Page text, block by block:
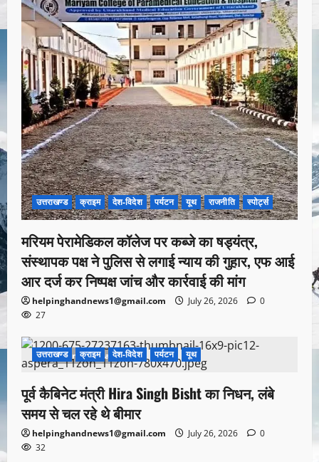
उत्तराखण्ड क्राइम देश-विदेश पर्यटन यूथ राजनीति स्पोर्ट्स
मरियम पेरामेडिकल कॉलेज पर कब्जे का षड्यंत्र,
संस्थापक पक्ष ने पुलिस से लगाई न्याय की गुहार, एफ आई
आर दर्ज कर निष्पक्ष जांच और कार्रवाई की मांग
helpinghandnews1@gmail.com July 26, 2026
0
27
1 minute read
उत्तराखण्ड क्राइम देश-विदेश पर्यटन यूथ
पूर्व कैबिनेट मंत्री Hira Singh Bisht का निधन, लंबे
समय से चल रहे थे बीमार
helpinghandnews1@gmail.com July 26, 2026
0
32